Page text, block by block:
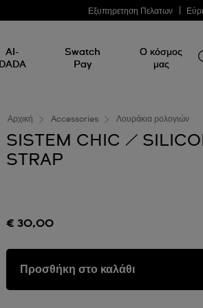
Εξυπηρετηση Πελατων
AI-
DADA
Swatch
Pay
Ο κόσμος
μας
Αρχική Accessories Λουράκια ρολογιών
SISTEM CHIC /
STRAP
€ 30,00
Προσθήκη στο καλάθι